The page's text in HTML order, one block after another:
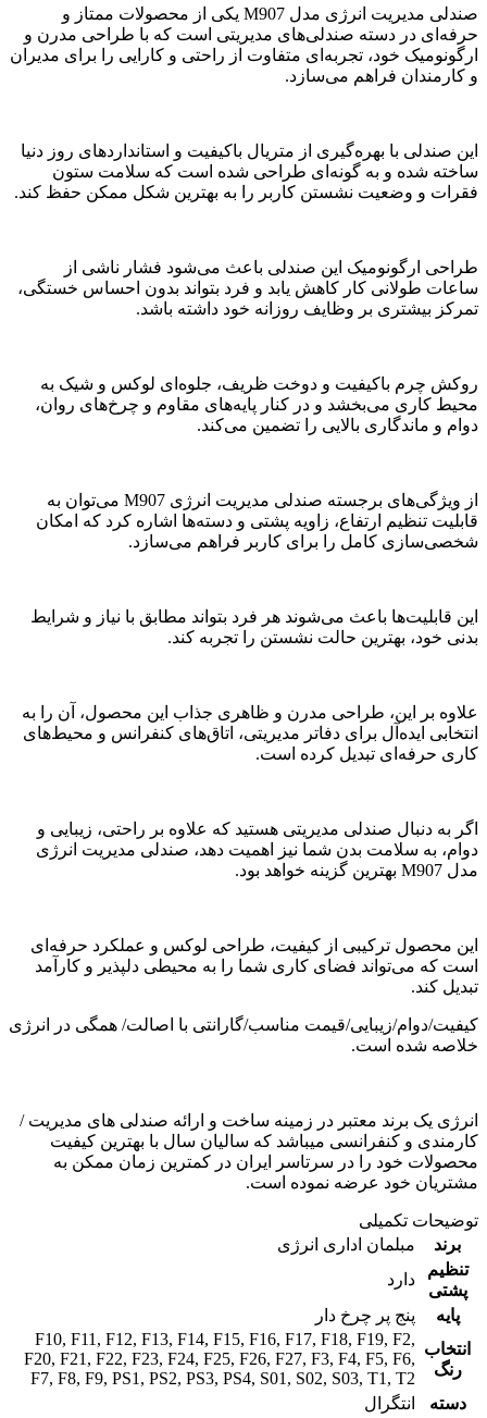
صندلی مدیریت انرژی مدل M907 یکی از محصولات ممتاز و
حرفه‌ای در دسته صندلی‌های مدیریتی است که با طراحی مدرن و
ارگونومیک خود، تجربه‌ای متفاوت از راحتی و کارایی را برای مدیران
و کارمندان فراهم می‌سازد.
این صندلی با بهره‌گیری از متریال باکیفیت و استانداردهای روز دنیا
ساخته شده و به گونه‌ای طراحی شده است که سلامت ستون
فقرات و وضعیت نشستن کاربر را به بهترین شکل ممکن حفظ کند.
طراحی ارگونومیک این صندلی باعث می‌شود فشار ناشی از
ساعات طولانی کار کاهش یابد و فرد بتواند بدون احساس خستگی،
تمرکز بیشتری بر وظایف روزانه خود داشته باشد.
روکش چرم باکیفیت و دوخت ظریف، جلوه‌ای لوکس و شیک به
محیط کاری می‌بخشد و در کنار پایه‌های مقاوم و چرخ‌های روان،
دوام و ماندگاری بالایی را تضمین می‌کند.
از ویژگی‌های برجسته صندلی مدیریت انرژی M907 می‌توان به
قابلیت تنظیم ارتفاع، زاویه پشتی و دسته‌ها اشاره کرد که امکان
شخصی‌سازی کامل را برای کاربر فراهم می‌سازد.
این قابلیت‌ها باعث می‌شوند هر فرد بتواند مطابق با نیاز و شرایط
بدنی خود، بهترین حالت نشستن را تجربه کند.
علاوه بر این، طراحی مدرن و ظاهری جذاب این محصول، آن را به
انتخابی ایده‌آل برای دفاتر مدیریتی، اتاق‌های کنفرانس و محیط‌های
کاری حرفه‌ای تبدیل کرده است.
اگر به دنبال صندلی مدیریتی هستید که علاوه بر راحتی، زیبایی و
دوام، به سلامت بدن شما نیز اهمیت دهد، صندلی مدیریت انرژی
مدل M907 بهترین گزینه خواهد بود.
این محصول ترکیبی از کیفیت، طراحی لوکس و عملکرد حرفه‌ای
است که می‌تواند فضای کاری شما را به محیطی دلپذیر و کارآمد
تبدیل کند.
کیفیت/دوام/زیبایی/قیمت مناسب/گارانتی با اصالت/ همگی در انرژی
خلاصه شده است.
انرژی یک برند معتبر در زمینه ساخت و ارائه صندلی های مدیریت /
کارمندی و کنفرانسی میباشد که سالیان سال با بهترین کیفیت
محصولات خود را در سرتاسر ایران در کمترین زمان ممکن به
مشتریان خود عرضه نموده است.
توضیحات تکمیلی
برند
مبلمان اداری انرژی
تنظیم
پشتی
دارد
پایه
پنج پر چرخ دار
انتخاب
رنگ
F10, F11 , F12, F13, F14, F15, F16, F17, F18, F19, F2,
F20, F21 , F22, F23, F24, F25, F26, F27, F3, F4, F5, F6,
F7, F8, F9, PS1 , PS2, PS3, PS4, S01 , S02, S03, T1 , T2
دسته
انتگرال